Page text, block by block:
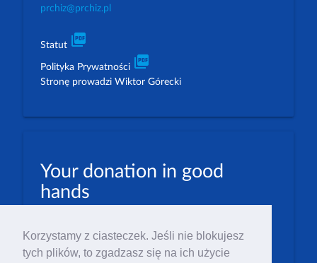
Korzystamy z ciasteczek. Jeśli nie blokujesz
tych plików, to zgadzasz się na ich użycie
prchiz@prchiz.pl
Statut picture_as_pdf
Polityka Prywatności picture_as_pdf
Stronę prowadzi Wiktor Górecki
Your donation in good
hands
EUR: 23 1600 1462 1884 8633 6000 0004